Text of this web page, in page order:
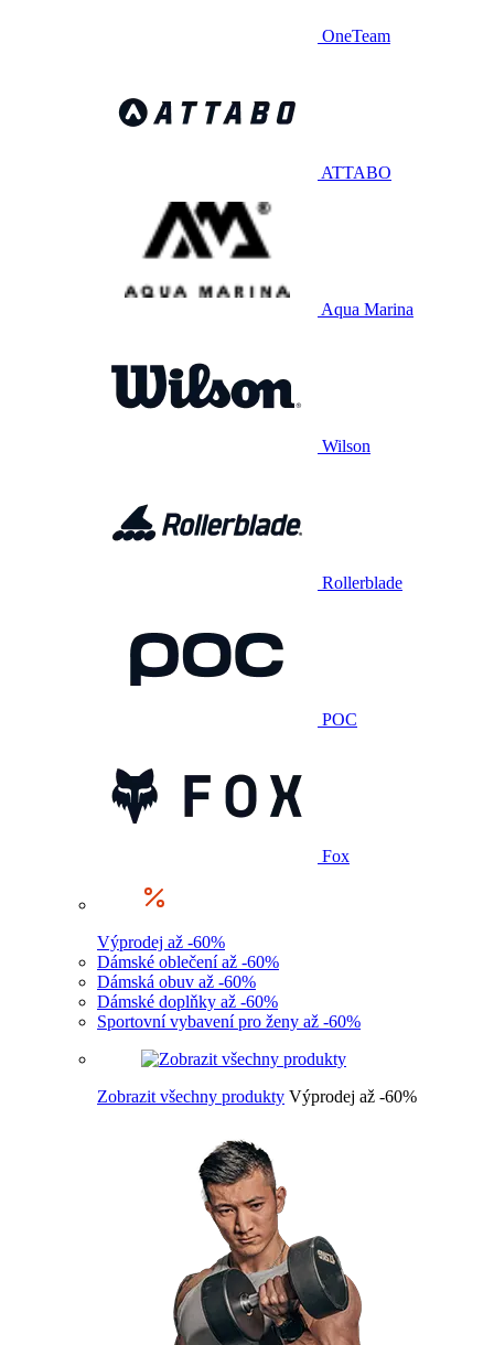
OneTeam
ATTABO
Aqua Marina
Wilson
Rollerblade
POC
Fox
Výprodej až -60%
Dámské oblečení až -60%
Dámská obuv až -60%
Dámské doplňky až -60%
Sportovní vybavení pro ženy až -60%
Zobrazit všechny produkty Výprodej až -60%